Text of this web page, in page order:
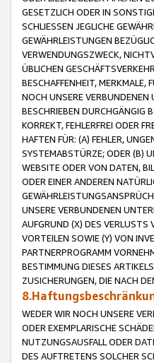
GESETZLICH ODER IN
SCHLIESSEN JEGLICHE
GEWÄHRLEISTUNGEN
VERWENDUNGSZWECK,
ÜBLICHEN
BESCHAFFENHEIT,
NOCH UNSERE VERBUNDENEN
BESCHRIEBEN DURCHGÄNGIG
KORREKT, FEHLERFREI ODER
HAFTEN FÜR: (A) FEHLER,
SYSTEMABSTÜRZE; ODER (B)
WEBSITE ODER VON DATEN,
ODER EINER ANDEREN
UNSERE VERBUNDENEN
AUFGRUND (X) DES VERLUSTS
VORTEILEN SOWIE (Y) VON
PARTNERPROGRAMM
BESTIMMUNG DIESES
ZUSICHERUNGEN, DIE NACH
WEDER WIR NOCH UNSERE
ODER EXEMPLARISCHE
NUTZUNGSAUSFALL ODER
DES AUFTRETENS SOLCHER